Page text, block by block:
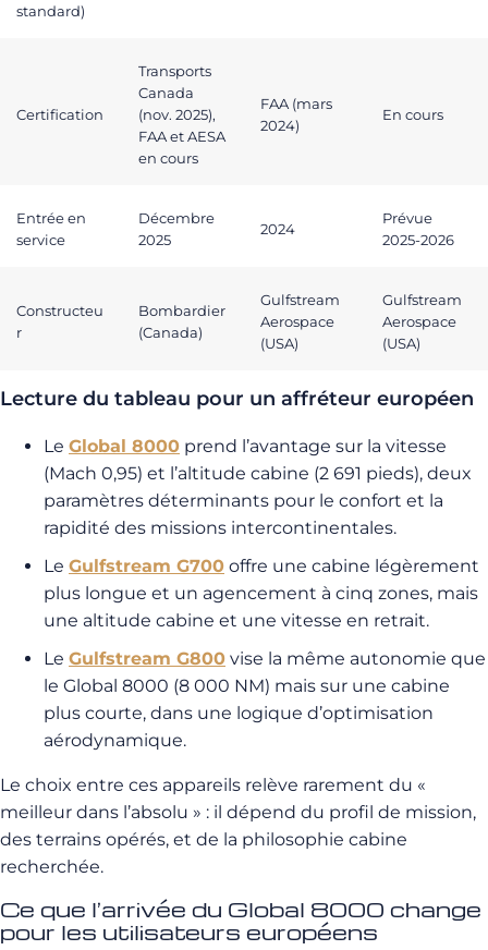
standard)
Certification
Transports
Canada
(nov. 2025),
FAA et AESA
en cours
FAA (mars
2024)
En cours
Entrée en
service
Décembre
2025
2024
Prévue
2025-2026
Constructeu
r
Bombardier
(Canada)
Gulfstream
Aerospace
(USA)
Gulfstream
Aerospace
(USA)
Lecture du tableau pour un affréteur européen
Le Global 8000 prend l’avantage sur la vitesse
(Mach 0,95) et l’altitude cabine (2 691 pieds), deux
paramètres déterminants pour le confort et la
rapidité des missions intercontinentales.
Le Gulfstream G700 offre une cabine légèrement
plus longue et un agencement à cinq zones, mais
une altitude cabine et une vitesse en retrait.
Le Gulfstream G800 vise la même autonomie que
le Global 8000 (8 000 NM) mais sur une cabine
plus courte, dans une logique d’optimisation
aérodynamique.
Le choix entre ces appareils relève rarement du «
meilleur dans l’absolu » : il dépend du profil de mission,
des terrains opérés, et de la philosophie cabine
recherchée.
Ce que l’arrivée du Global 8000 change
pour les utilisateurs européens